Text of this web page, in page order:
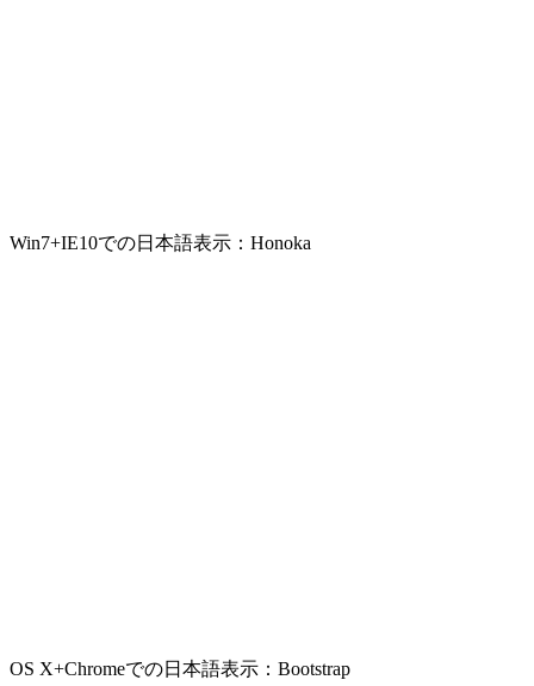
Win7+IE10での日本語表示：Honoka
OS X+Chromeでの日本語表示：Bootstrap